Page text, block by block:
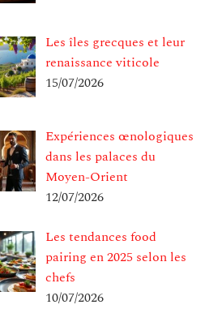
Les îles grecques et leur
renaissance viticole
15/07/2026
Expériences œnologiques
dans les palaces du
Moyen-Orient
12/07/2026
Les tendances food
pairing en 2025 selon les
chefs
10/07/2026